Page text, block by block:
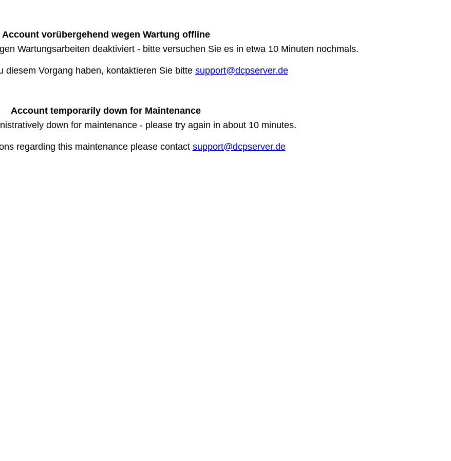
Account vorübergehend wegen Wartung offline
Wartungsarbeiten deaktiviert - bitte versuchen Sie es in etwa 10 Minuten nochmals.
diesem Vorgang haben, kontaktieren Sie bitte support@dcpserver.de
Account temporarily down for Maintenance
down for maintenance - please try again in about 10 minutes.
regarding this maintenance please contact support@dcpserver.de